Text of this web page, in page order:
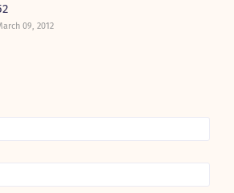
09, 2012